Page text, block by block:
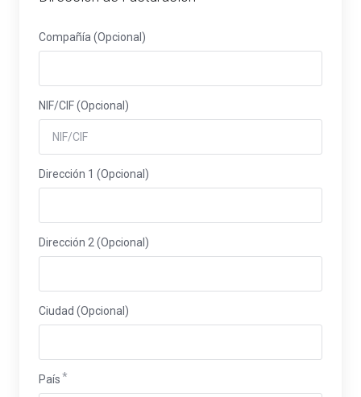
Compañía (Opcional)
NIF/CIF (Opcional)
Dirección 1 (Opcional)
Dirección 2 (Opcional)
Ciudad (Opcional)
País